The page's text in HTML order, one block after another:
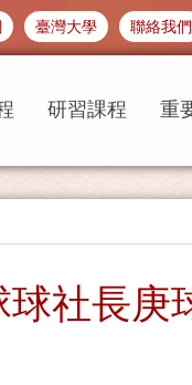
臺灣大學 聯絡我們
研習課程 重
社長庚